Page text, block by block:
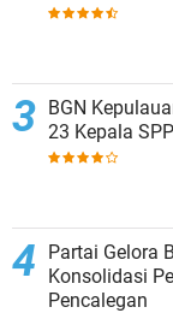
BGN
23 Kepala
Partai Gelora
Konsolidasi
Pencalegan